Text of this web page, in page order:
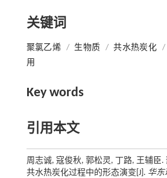
关键词
聚氯乙烯 / 生物质 / 共水热炭化 /
用
Key words
引用本文
周志诚, 寇俊秋, 郭松灵, 丁路, 王辅臣.
共水热炭化过程中的形态演变[J]. 华东